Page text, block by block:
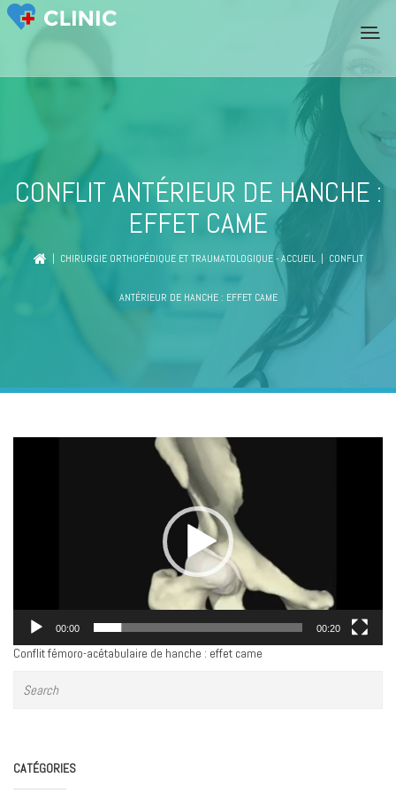
CONFLIT ANTÉRIEUR DE HANCHE :
EFFET CAME
| CHIRURGIE ORTHOPÉDIQUE ET TRAUMATOLOGIQUE - ACCUEIL| CONFLIT
ANTÉRIEUR DE HANCHE : EFFET CAME
00:00 00:20
Conflit fémoro-acétabulaire de hanche : effet came
CATÉGORIES